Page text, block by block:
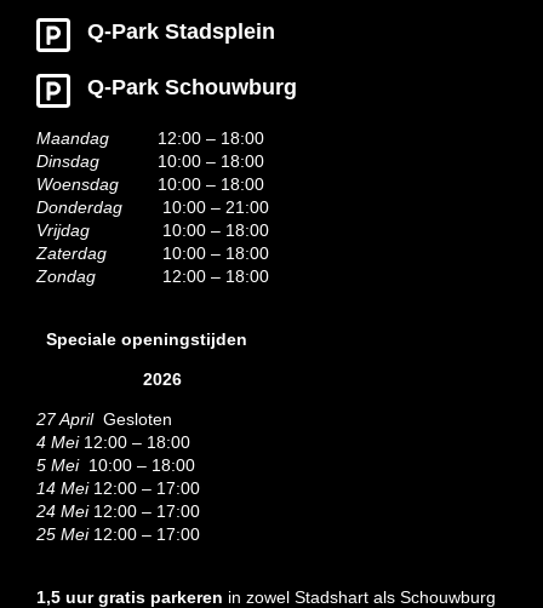
Q-Park Stadsplein
Q-Park Schouwburg
Maandag
12:00 – 18:00
Dinsdag
10:00 – 18:00
Woensdag
10:00 – 18:00
Donderdag
10:00 – 21:00
Vrijdag
10:00 – 18:00
Zaterdag
10:00 – 18:00
Zondag
12:00 – 18:00
Speciale openingstijden
2026
27 AprilGesloten
4 Mei12:00 – 18:00
5 Mei10:00 – 18:00
14 Mei12:00 – 17:00
24 Mei12:00 – 17:00
25 Mei 12:00 – 17:00
1,5 uur gratis parkeren in zowel Stadshart als Schouwburg